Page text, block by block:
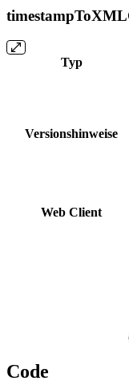
Typ
Versionshinweise
Web Client
Code